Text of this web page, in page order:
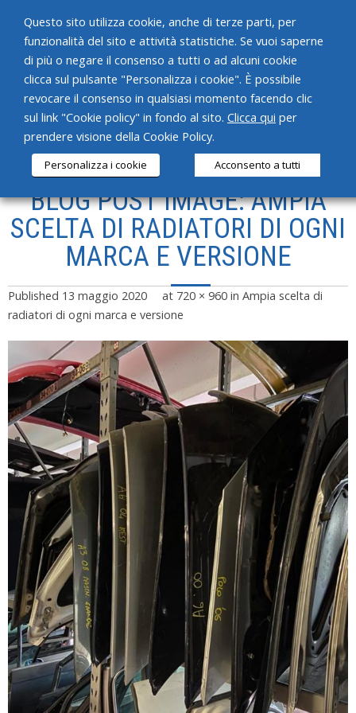
HOME
CHI SIAMO
SERVIZI
PRODOTTI
CONTATTI
BLOG POST IMAGE: AMPIA
SCELTA DI RADIATORI DI OGNI
MARCA E VERSIONE
Published 13 maggio 2020 at 720 × 960 in Ampia scelta di
radiatori di ogni marca e versione
Questo sito utilizza cookie, anche di terze parti, per
funzionalità del sito e attività statistiche. Se vuoi saperne
di più o negare il consenso a tutti o ad alcuni cookie
clicca sul pulsante "Personalizza i cookie". È possibile
revocare il consenso in qualsiasi momento facendo clic
sul link "Cookie policy" in fondo al sito. Clicca qui per
prendere visione della Cookie Policy.
Personalizza i cookie Acconsento a tutti